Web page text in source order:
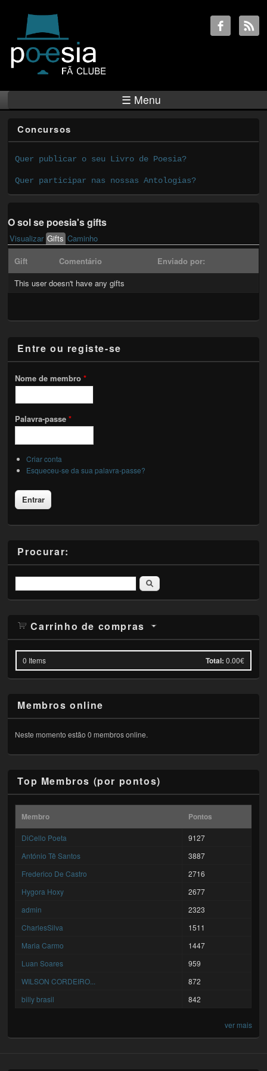
☰ Menu
Concursos
Quer publicar o seu Livro de Poesia?
Quer participar nas nossas Antologias?
O sol se poesia's gifts
Primary tabs
Visualizar Gifts (active tab)
Caminho
Gift
Comentário
Enviado por:
This user doesn't have any gifts
Entre ou registe-se
Nome de membro*
Palavra-passe*
Criar conta
Esqueceu-se da sua palavra-passe?
Procurar:
Pesquisar
Carrinho de compras
0 Items Total: 0.00€
Membros online
Neste momento estão 0 membros online.
Top Membros (por pontos)
Membro Pontos
DiCello Poeta
9127
António Tê Santos
3887
Frederico De Castro
2716
Hygora Hoxy
2677
admin
2323
CharlesSilva
1511
Maria Carmo
1447
Luan Soares
959
WILSON CORDEIRO...
872
billy brasil
842
ver mais